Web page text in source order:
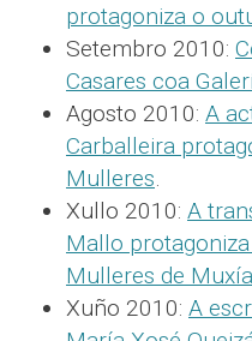
protagoniza o
Setembro 2010:
Casares coa
Agosto 2010: A
Carballeira
Mulleres.
Xullo 2010: A
Mallo
Mulleres de Muxía
Xuño 2010: A